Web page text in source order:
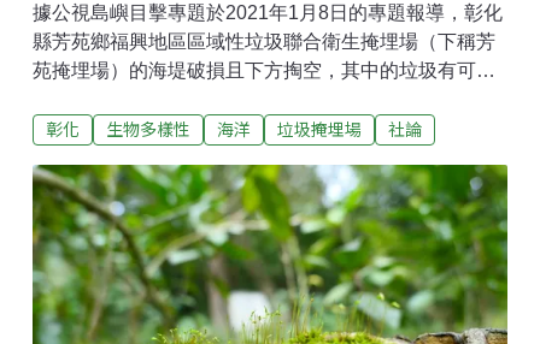
據公視島嶼目擊專題於2021年1月8日的專題報導，彰化
縣芳苑鄉福興地區區域性垃圾聯合衛生掩埋場（下稱芳
苑掩埋場）的海堤破損且下方掏空，其中的垃圾有可能
積約8.6公頃，其中部分場域已經封閉且復育綠美化完成
垃圾大量堆置導致過去多次發生悶燒情形引發居民抗
議，最終於2014年封場。台灣環境資訊協會自2019年起
開始關注濱海掩埋場議題，分別於2019年3月及8月前往
進行調查，大致可觀察到幾種情況：此處場址於調查時
所見雖未有立即污染，但由於該場址為依海直接興建海
堤、受海浪的衝擊侵蝕，且現場亦可見修補痕跡，綜合
彰化 生物多樣性 海洋 垃圾掩埋場 社論